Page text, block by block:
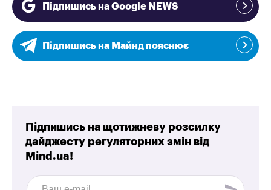
Підпишись на Google NEWS
Підпишись на Майнд пояснює
Підпишись на щотижневу розсилку
дайджесту регуляторних змін від
Mind.ua!